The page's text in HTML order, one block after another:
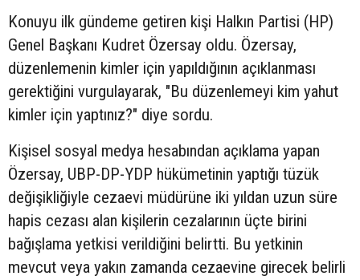
Konuyu ilk gündeme getiren kişi Halkın Partisi (HP)
Genel Başkanı Kudret Özersay oldu. Özersay,
düzenlemenin kimler için yapıldığının açıklanması
gerektiğini vurgulayarak, "Bu düzenlemeyi kim yahut
kimler için yaptınız?" diye sordu.
Kişisel sosyal medya hesabından açıklama yapan
Özersay, UBP-DP-YDP hükümetinin yaptığı tüzük
değişikliğiyle cezaevi müdürüne iki yıldan uzun süre
hapis cezası alan kişilerin cezalarının üçte birini
bağışlama yetkisi verildiğini belirtti. Bu yetkinin
mevcut veya yakın zamanda cezaevine girecek belirli